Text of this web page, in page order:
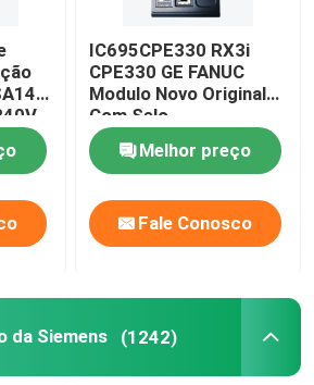
IC695CPE330 RX3i
CPE330 GE FANUC
Modulo Novo Original
Com Selo
Melhor preço
Fale Conosco
da Siemens (1242)